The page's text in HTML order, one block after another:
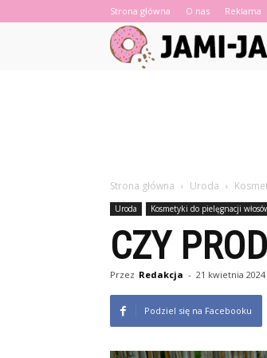
Strona główna O nas Reklama
Strona główna Uroda
Uroda Kosmetyki do pielęgnacji
CZY
Przez Redakcja - 21 kwietnia 2024
Podziel się na Facebooku